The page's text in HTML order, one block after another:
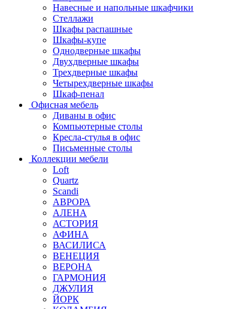
Навесные и напольные шкафчики
Стеллажи
Шкафы распашные
Шкафы-купе
Однодверные шкафы
Двухдверные шкафы
Трехдверные шкафы
Четырехдверные шкафы
Шкаф-пенал
Офисная мебель
Диваны в офис
Компьютерные столы
Кресла-стулья в офис
Письменные столы
Коллекции мебели
Loft
Quartz
Scandi
АВРОРА
АЛЕНА
АСТОРИЯ
АФИНА
ВАСИЛИСА
ВЕНЕЦИЯ
ВЕРОНА
ГАРМОНИЯ
ДЖУЛИЯ
ЙОРК